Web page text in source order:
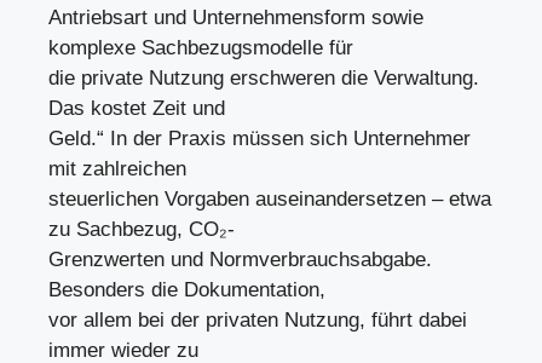
Antriebsart und Unternehmensform sowie
komplexe Sachbezugsmodelle für
die private Nutzung erschweren die Verwaltung.
Das kostet Zeit und
Geld.“ In der Praxis müssen sich Unternehmer
mit zahlreichen
steuerlichen Vorgaben auseinandersetzen – etwa
zu Sachbezug, CO₂-
Grenzwerten und Normverbrauchsabgabe.
Besonders die Dokumentation,
vor allem bei der privaten Nutzung, führt dabei
immer wieder zu